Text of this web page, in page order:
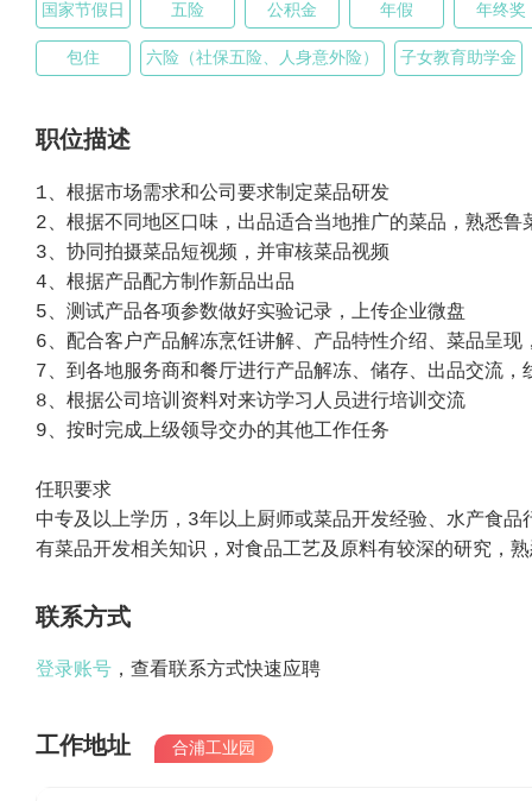
国家节假日 五险 公积金 年假 年终奖
包住 六险（社保五险、人身意外险） 子女教育助学金
职位描述
1、根据市场需求和公司要求制定菜品研发
2、根据不同地区口味，出品适合当地推广的菜品，熟悉鲁
3、协同拍摄菜品短视频，并审核菜品视频
4、根据产品配方制作新品出品
5、测试产品各项参数做好实验记录，上传企业微盘
6、配合客户产品解冻烹饪讲解、产品特性介绍、菜品呈现
7、到各地服务商和餐厅进行产品解冻、储存、出品交流
8、根据公司培训资料对来访学习人员进行培训交流
9、按时完成上级领导交办的其他工作任务
任职要求
中专及以上学历，3年以上厨师或菜品开发经验、水产食
有菜品开发相关知识，对食品工艺及原料有较深的研究，
联系方式
登录账号 ，查看联系方式快速应聘
工作地址 合浦工业园